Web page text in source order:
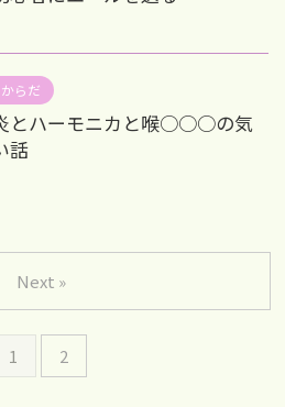
らだ
とハーモニカと喉○○○の気
話
1 2
Next »